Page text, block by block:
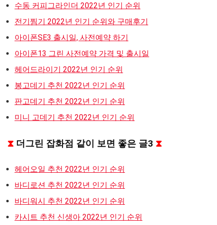
수동 커피그라인더 2022년 인기 순위
전기찜기 2022년 인기 순위와 구매후기
아이폰SE3 출시일, 사전예약 하기
아이폰13 그린 사전예약 가격 및 출시일
헤어드라이기 2022년 인기 순위
봉고데기 추천 2022년 인기 순위
판고데기 추천 2022년 인기 순위
미니 고데기 추천 2022년 인기 순위
⧗ 더그린 잡화점 같이 보면 좋은 글3 ⧗
헤어오일 추천 2022년 인기 순위
바디로션 추천 2022년 인기 순위
바디워시 추천 2022년 인기 순위
카시트 추천 신생아 2022년 인기 순위